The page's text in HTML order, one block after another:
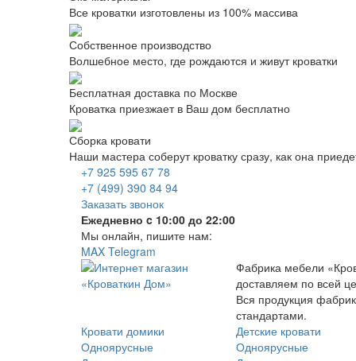
Все кроватки изготовлены из 100% массива
Собственное производство
Волшебное место, где рождаются и живут кроватки
Бесплатная доставка по Москве
Кроватка приезжает в Ваш дом бесплатно
Сборка кровати
Наши мастера соберут кроватку сразу, как она
+7 925 595 67 78
+7 (499) 390 84 94
Заказать звонок
Ежедневно c 10:00 до 22:00
Мы онлайн, пишите нам:
MAX Telegram
Фабрика мебели
доставляем по всей
Вся продукция
стандартами.
Кровати домики
Одноярусные
Детские кровати
Одноярусные